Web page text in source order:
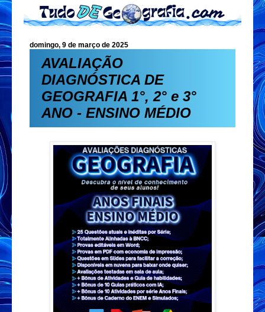
domingo, 9 de março de 2025
AVALIAÇÃO
DIAGNÓSTICA DE
GEOGRAFIA 1°, 2° e 3°
ANO - ENSINO MÉDIO